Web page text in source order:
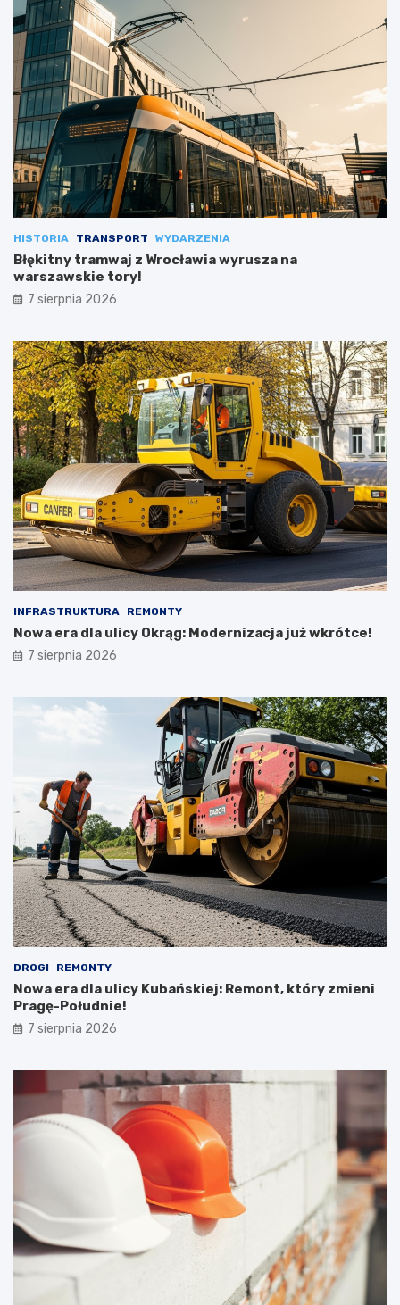
HISTORIA TRANSPORT WYDARZENIA
Błękitny tramwaj z Wrocławia wyrusza na
warszawskie tory!
7 sierpnia 2026
INFRASTRUKTURA REMONTY
Nowa era dla ulicy Okrąg: Modernizacja już wkrótce!
7 sierpnia 2026
DROGI REMONTY
Nowa era dla ulicy Kubańskiej: Remont, który zmieni
Pragę-Południe!
7 sierpnia 2026